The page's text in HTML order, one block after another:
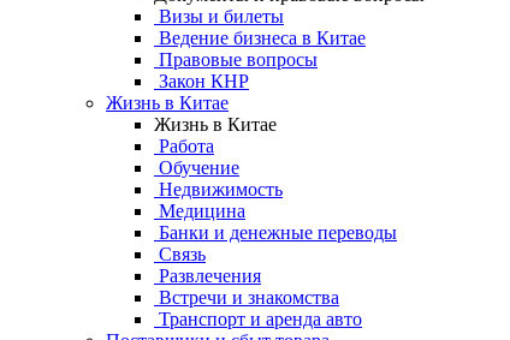
Визы и билеты
Ведение бизнеса в Китае
Правовые вопросы
Закон КНР
Жизнь в Китае
Жизнь в Китае
Работа
Обучение
Недвижимость
Медицина
Банки и денежные переводы
Связь
Развлечения
Встречи и знакомства
Транспорт и аренда авто